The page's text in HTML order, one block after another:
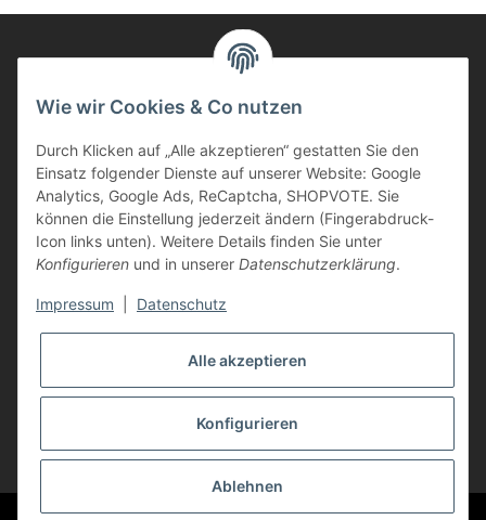
Informationen
Kunden Service
Haben Sie Fragen zu unseren Produkten?
Dann rufen Sie uns gerne an:
Tel: 0621/9767200
Mo.-Fr. 08:45-17:00 Uhr
oder schreiben Sie uns:
info@printer-express.de
* Alle Preise inkl. gesetzlicher USt., zzgl.Versand
Wie wir Cookies & Co nutzen
Durch Klicken auf „Alle akzeptieren“ gestatten Sie den
Einsatz folgender Dienste auf unserer Website: Google
Analytics, Google Ads, ReCaptcha, SHOPVOTE. Sie
können die Einstellung jederzeit ändern (Fingerabdruck-
Icon links unten). Weitere Details finden Sie unter
Konfigurieren und in unserer Datenschutzerklärung.
Impressum Datenschutz
Alle akzeptieren
Konfigurieren
Ablehnen